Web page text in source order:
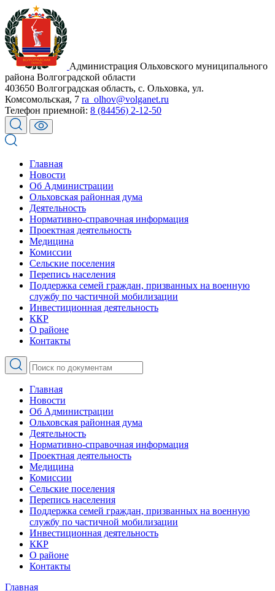
Администрация Ольховского муниципального
района Волгоградской области
403650 Волгоградская область, с. Ольховка, ул.
Комсомольская, 7 ra_olhov@volganet.ru
Телефон приемной: 8 (84456) 2-12-50
Главная
Новости
Об Администрации
Ольховская районная дума
Деятельность
Нормативно-справочная информация
Проектная деятельность
Медицина
Комиссии
Сельские поселения
Перепись населения
Поддержка семей граждан, призванных на военную
службу по частичной мобилизации
Инвестиционная деятельность
ККР
О районе
Контакты
Главная
Новости
Об Администрации
Ольховская районная дума
Деятельность
Нормативно-справочная информация
Проектная деятельность
Медицина
Комиссии
Сельские поселения
Перепись населения
Поддержка семей граждан, призванных на военную
службу по частичной мобилизации
Инвестиционная деятельность
ККР
О районе
Контакты
Главная